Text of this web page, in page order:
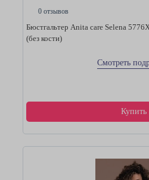
0 отзывов
Бюстгальтер Anita care Selena
(без кости)
Смотреть
Купить